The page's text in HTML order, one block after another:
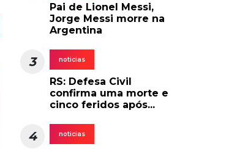
Pai de Lionel Messi,
Jorge Messi morre na
Argentina
3 noticias
RS: Defesa Civil
confirma uma morte e
cinco feridos após...
4 noticias